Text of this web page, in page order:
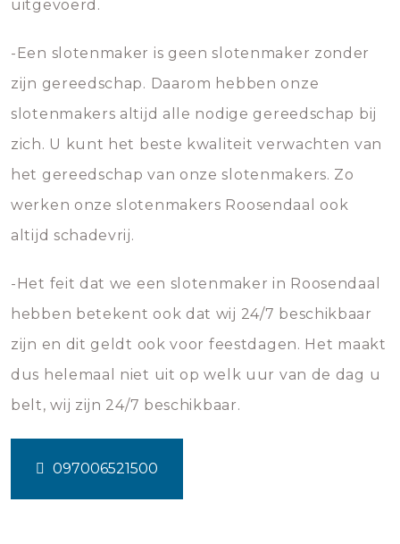
uitgevoerd.
-Een slotenmaker is geen slotenmaker zonder
zijn gereedschap. Daarom hebben onze
slotenmakers altijd alle nodige gereedschap bij
zich. U kunt het beste kwaliteit verwachten van
het gereedschap van onze slotenmakers. Zo
werken onze slotenmakers Roosendaal ook
altijd schadevrij.
-Het feit dat we een slotenmaker in Roosendaal
hebben betekent ook dat wij 24/7 beschikbaar
zijn en dit geldt ook voor feestdagen. Het maakt
dus helemaal niet uit op welk uur van de dag u
belt, wij zijn 24/7 beschikbaar.
097006521500